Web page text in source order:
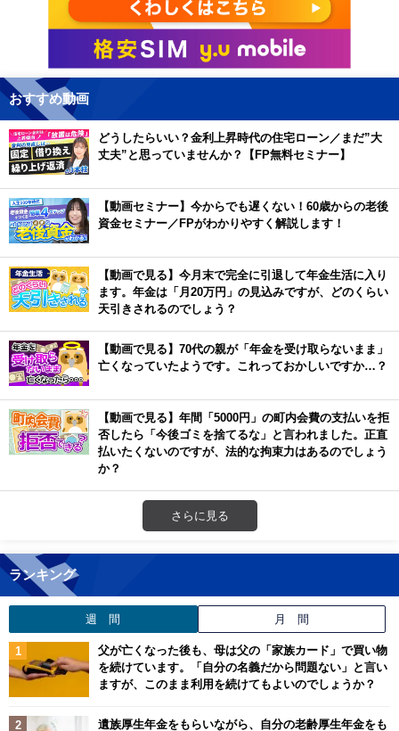
おすすめ動画
どうしたらいい？金利上昇時代の住宅ローン／まだ”大
丈夫”と思っていませんか？【FP無料セミナー】
【動画セミナー】今からでも遅くない！60歳からの老後
資金セミナー／FPがわかりやすく解説します！
【動画で見る】今月末で完全に引退して年金生活に入り
ます。年金は「月20万円」の見込みですが、どのくらい
天引きされるのでしょう？
【動画で見る】70代の親が「年金を受け取らないまま」
亡くなっていたようです。これっておかしいですか…？
【動画で見る】年間「5000円」の町内会費の支払いを拒
否したら「今後ゴミを捨てるな」と言われました。正直
払いたくないのですが、法的な拘束力はあるのでしょう
か？
さらに見る
ランキング
週 間 月 間
父が亡くなった後も、母は父の「家族カード」で買い物
を続けています。「自分の名義だから問題ない」と言い
ますが、このまま利用を続けてもよいのでしょうか？
遺族厚生年金をもらいながら、自分の老齢厚生年金をも